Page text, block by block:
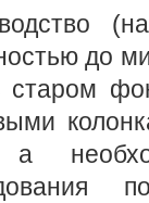
до
старом